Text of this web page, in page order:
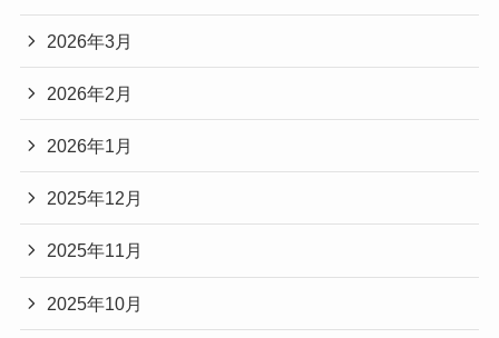
2026年3月
2026年2月
2026年1月
2025年12月
2025年11月
2025年10月